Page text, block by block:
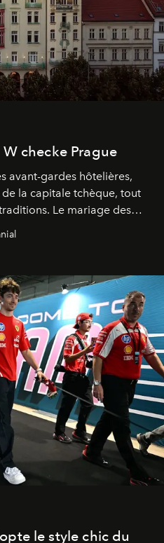
checke Prague
avant-gardes hôtelières,
la capitale tchèque, tout
Le mariage des
le style chic du